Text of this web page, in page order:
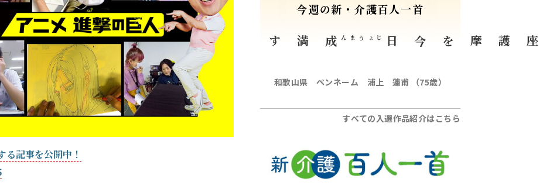
る記事を公開中！
今週の新・介護百人一首
一万座護摩を
今日
成満 じょうまん
す
和歌山県 ペンネーム 浦上 蓮甫 （75歳）
すべての入選作品紹介はこちら